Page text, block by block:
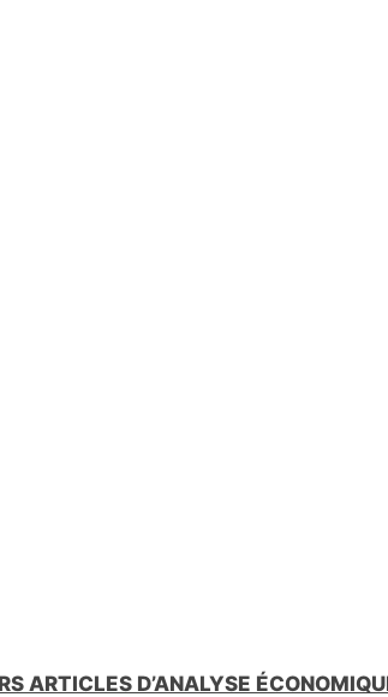
ARTICLES D’ANALYSE